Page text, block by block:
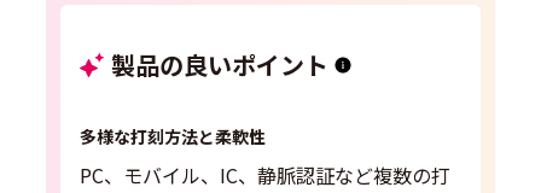
製品の良いポイント
多様な打刻方法と柔軟性
PC、モバイル、IC、静脈認証など複数の打